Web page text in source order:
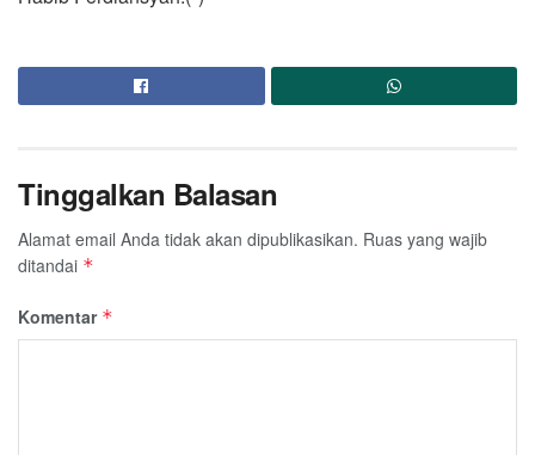
Tinggalkan Balasan
Alamat email Anda tidak akan dipublikasikan. Ruas yang wajib
ditandai *
Komentar *